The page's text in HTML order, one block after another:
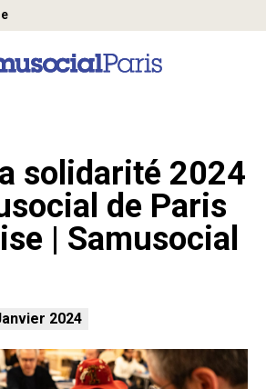
solidarité 2024
de Paris
| Samusocial
2024